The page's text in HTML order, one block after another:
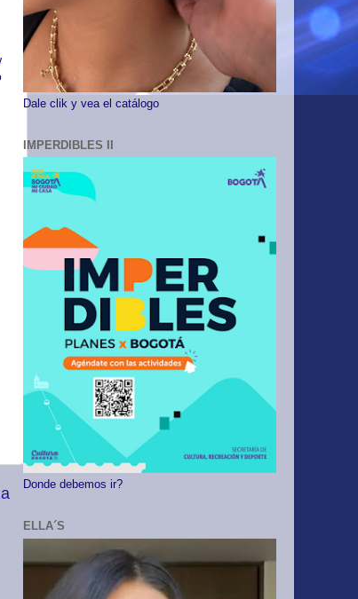
Dale clik y vea el catálogo
IMPERDIBLES II
Donde debemos ir?
ELLA´S